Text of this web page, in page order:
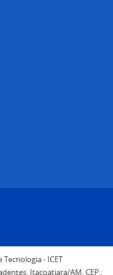
- ICET
Itacoatiara/AM. CEP.: